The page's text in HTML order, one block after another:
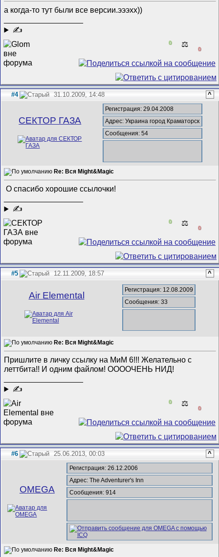
а когда-то тут были все версии.эээхх))
✍
0 ⚖️
0
#4 31.10.2009, 14:48 ^
СЕКТОР ГАЗА
Регистрация: 29.04.2008
Адрес: Украина город Краматорск
Сообщения: 54
Re: Вся Might&Magic
О спасибо хорошие ссылочки!
✍
0 ⚖️
0
#5 12.11.2009, 18:57 ^
Air Elemental
Регистрация: 12.08.2009
Сообщения: 33
Re: Вся Might&Magic
Пришлите в личку ссылку на МиМ 6!!! Желательно с
леттбита!! И одним файлом! ООООЧЕНЬ НИД!
✍
0 ⚖️
0
#6 25.06.2013, 00:03 ^
ОMEGA
Регистрация: 26.12.2006
Адрес: The Adventurer's Inn
Сообщения: 914
Re: Вся Might&Magic